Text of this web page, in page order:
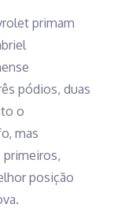
primam
pódios, duas
o
mas
posição